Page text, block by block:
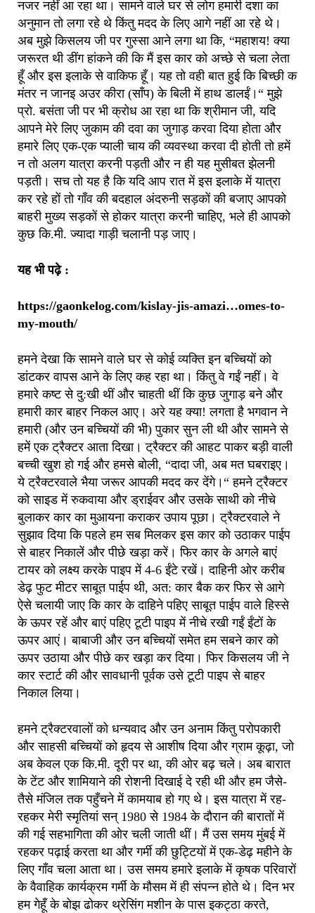
नजर नहीं आ रहा था। सामने वाले घर से लोग हमारी दशा का
अनुमान तो लगा रहे थे किंतु मदद के लिए आगे नहीं आ रहे थे।
अब मुझे किसलय जी पर गुस्सा आने लगा था कि, “महाशय! क्या
जरूरत थी डींग हांकने की कि मैं इस कार को अच्छे से चला लेता
हूँ और इस इलाके से वाकिफ हूँ। यह तो वही बात हुई कि बिच्छी क
मंतर न जानइ अउर कीरा (साँप) के बिली में हाथ डालईं।“ मुझे
प्रो. बसंता जी पर भी क्रोध आ रहा था कि श्रीमान जी, यदि
आपने मेरे लिए जुकाम की दवा का जुगाड़ करवा दिया होता और
हमारे लिए एक-एक प्याली चाय की व्यवस्था करवा दी होती तो हमें
न तो अलग यात्रा करनी पड़ती और न ही यह मुसीबत झेलनी
पड़ती। सच तो यह है कि यदि आप रात में इस इलाके में यात्रा
कर रहे हों तो गाँव की बदहाल अंदरुनी सड़कों की बजाए आपको
बाहरी मुख्य सड़कों से होकर यात्रा करनी चाहिए, भले ही आपको
कुछ कि.मी. ज्यादा गाड़ी चलानी पड़ जाए।
यह भी पढ़े :
https://gaonkelog.com/kislay-jis-amazi…omes-to-
my-mouth/
हमने देखा कि सामने वाले घर से कोई व्यक्ति इन बच्चियों को
डांटकर वापस आने के लिए कह रहा था। किंतु वे गईं नहीं। वे
हमारे कष्ट से दु:खी थीं और चाहती थीं कि कुछ जुगाड़ बने और
हमारी कार बाहर निकल आए। अरे यह क्या! लगता है भगवान ने
हमारी (और उन बच्चियों की भी) पुकार सुन ली थी और सामने से
हमें एक ट्रैक्टर आता दिखा। ट्रैक्टर की आहट पाकर बड़ी वाली
बच्ची खुश हो गई और हमसे बोली, “दादा जी, अब मत घबराइए।
ये ट्रैक्टरवाले भैया जरूर आपकी मदद कर देंगे।“ हमने ट्रैक्टर
को साइड में रुकवाया और ड्राईवर और उसके साथी को नीचे
बुलाकर कार का मुआयना कराकर उपाय पूछा। ट्रैक्टरवाले ने
सुझाव दिया कि पहले हम सब मिलकर इस कार को उठाकर पाईप
से बाहर निकालें और पीछे खड़ा करें। फिर कार के अगले बाएं
टायर को लक्ष्य करके पाइप में 4-6 ईंटे रखें। दाहिनी ओर करीब
डेढ़ फुट मीटर साबूत पाईप थी, अत: कार बैक कर फिर से आगे
ऐसे चलायी जाए कि कार के दाहिने पहिए साबूत पाईप वाले हिस्से
के ऊपर रहें और बाएं पहिए टूटी पाइप में नीचे रखी गईं ईंटों के
ऊपर आएं। बाबाजी और उन बच्चियों समेत हम सबने कार को
ऊपर उठाया और पीछे कर खड़ा कर दिया। फिर किसलय जी ने
कार स्टार्ट की और सावधानी पूर्वक उसे टूटी पाइप से बाहर
निकाल लिया।
हमने ट्रैक्टरवालों को धन्यवाद और उन अनाम किंतु परोपकारी
और साहसी बच्चियों को हृदय से आशीष दिया और ग्राम कूढ़ा, जो
अब केवल एक कि.मी. दूरी पर था, की ओर बढ़ चले। अब बारात
के टेंट और शामियाने की रोशनी दिखाई दे रही थी और हम जैसे-
तैसे मंजिल तक पहुँचने में कामयाब हो गए थे। इस यात्रा में रह-
रहकर मेरी स्मृतियां सन् 1980 से 1984 के दौरान की बारातों में
की गई सहभागिता की ओर चली जाती थीं। मैं उस समय मुंबई में
रहकर पढ़ाई करता था और गर्मी की छुट्टियों में एक-डेढ़ महीने के
लिए गाँव चला आता था। उस समय हमारे इलाके में कृषक परिवारों
के वैवाहिक कार्यक्रम गर्मी के मौसम में ही संपन्न होते थे। दिन भर
हम गेहूँ के बोझ ढोकर थ्रेसिंग मशीन के पास इकट्ठा करते,